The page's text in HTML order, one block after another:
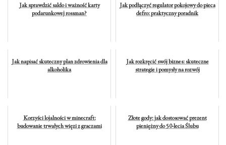
Jak sprawdzić saldo i ważność karty
podarunkowej rossman?
Jak podłączyć regulator pokojowy do pieca
defro: praktyczny poradnik
Jak napisać skuteczny plan zdrowienia dla
alkoholika
Jak rozkręcić swój biznes: skuteczne
strategie i pomysły na rozwój
Korzyści lojalności w minecraft:
budowanie trwałych więzi z graczami
Złote gody: jak dostosować prezent
pieniężny do 50-lecia Ślubu